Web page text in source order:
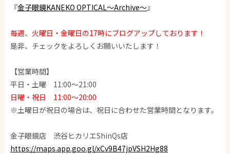
『金子眼鏡KANEKO OPTICAL～Archive～』
毎週、火曜日・金曜日の17時にブログアップしております！
是非、チェックをよろしくお願いいたします！
【営業時間】
平日・土曜 11:00～21:00
日曜・祝日 11:00～20:00
※土曜日が祝日の場合は、祝日に合わせた営業時間となります。
金子眼鏡店 渋谷ヒカリエShinQs店
https://maps.app.goo.gl/xCv9B47jpVSH2Hg88